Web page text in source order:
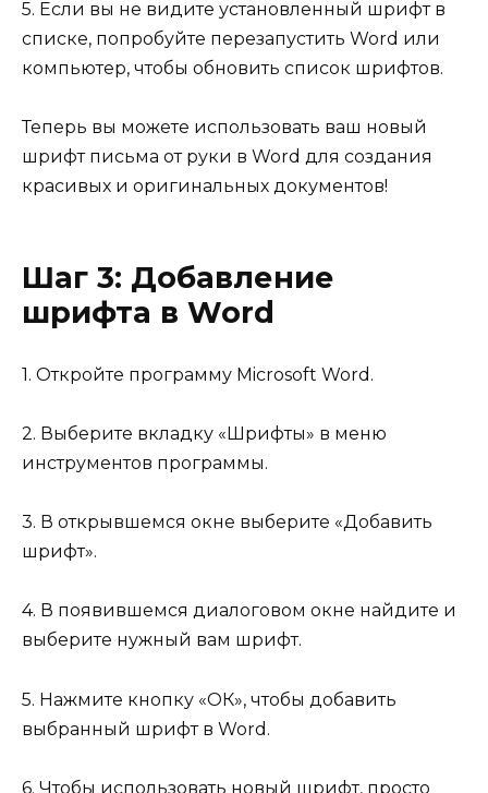
5. Если вы не видите установленный шрифт в
списке, попробуйте перезапустить Word или
компьютер, чтобы обновить список шрифтов.
Теперь вы можете использовать ваш новый
шрифт письма от руки в Word для создания
красивых и оригинальных документов!
Шаг 3: Добавление
шрифта в Word
1. Откройте программу Microsoft Word.
2. Выберите вкладку «Шрифты» в меню
инструментов программы.
3. В открывшемся окне выберите «Добавить
шрифт».
4. В появившемся диалоговом окне найдите и
выберите нужный вам шрифт.
5. Нажмите кнопку «ОК», чтобы добавить
выбранный шрифт в Word.
6. Чтобы использовать новый шрифт, просто